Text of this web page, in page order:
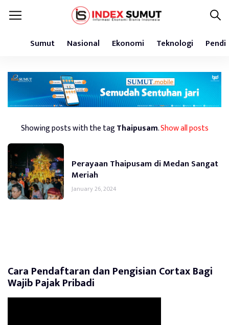
Sumut Nasional Ekonomi Teknologi
Showing posts with the tagThaipusam.Show all posts
Perayaan Thaipusam di Medan Sangat
Meriah
January 26, 2024
Cara Pendaftaran dan Pengisian Cortax Bagi
Wajib Pajak Pribadi